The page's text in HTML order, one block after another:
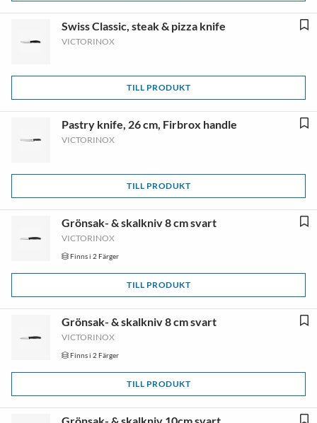
Swiss Classic, steak & pizza knife
VICTORINOX
TILL PRODUKT
Pastry knife, 26 cm, Firbrox handle
VICTORINOX
TILL PRODUKT
Grönsak- & skalkniv 8 cm svart
VICTORINOX
Finns i 2 Färger
TILL PRODUKT
Grönsak- & skalkniv 8 cm svart
VICTORINOX
Finns i 2 Färger
TILL PRODUKT